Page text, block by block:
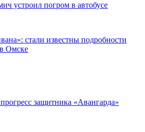
устроил погром в автобусе
стали известны подробности
Омске
защитника «Авангарда»